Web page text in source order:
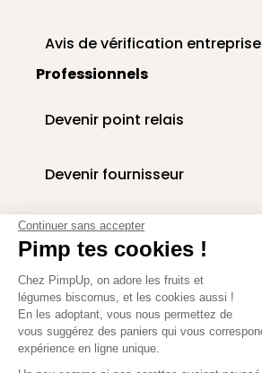
Continuer sans accepter
Pimp tes cookies !
Chez PimpUp, on adore les fruits et
légumes biscornus, et les cookies aussi !
En les adoptant, vous nous permettez de
vous suggérez des paniers qui vous
expérience en ligne unique.
Avis de vérification
Professionnels
Devenir point relais
Devenir fournisseur
Livraison paniers en entreprise
Corbeilles de fruits au bureau
Espace presse
Paiement sécurisé